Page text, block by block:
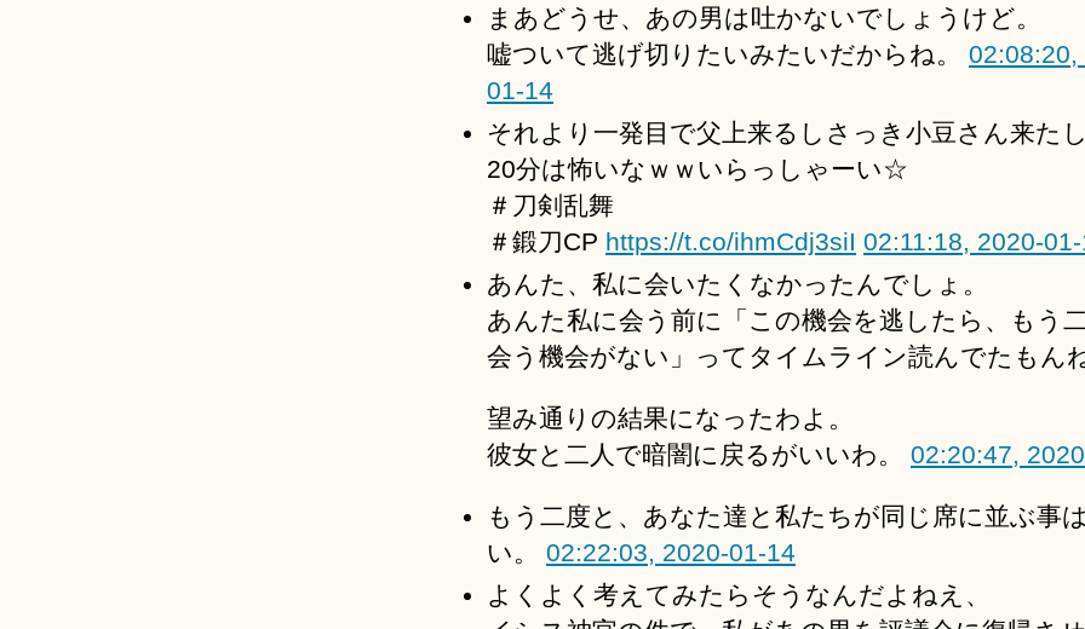
まあどうせ、あの男は吐かないでしょうけど。
嘘ついて逃げ切りたいみたいだからね。 02:08:20,
01-14
それより一発目で父上来るしさっき小豆さん来た
20分は怖いなｗｗいらっしゃーい☆
＃刀剣乱舞
＃鍛刀CP https://t.co/ihmCdj3siI 02:11:18, 2020-
あんた、私に会いたくなかったんでしょ。
あんた私に会う前に「この機会を逃したら、もう
会う機会がない」ってタイムライン読んでたもん
望み通りの結果になったわよ。
彼女と二人で暗闇に戻るがいいわ。 02:20:47,
もう二度と、あなた達と私たちが同じ席に並ぶ事
い。 02:22:03, 2020-01-14
よくよく考えてみたらそうなんだよねえ、